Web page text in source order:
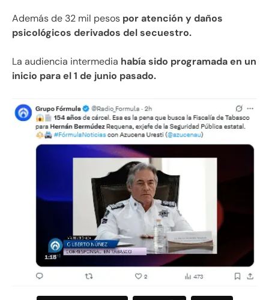
Además de 32 mil pesos por atención y daños
psicológicos derivados del secuestro.
La audiencia intermedia había sido programada en un
inicio para el 1 de junio pasado.